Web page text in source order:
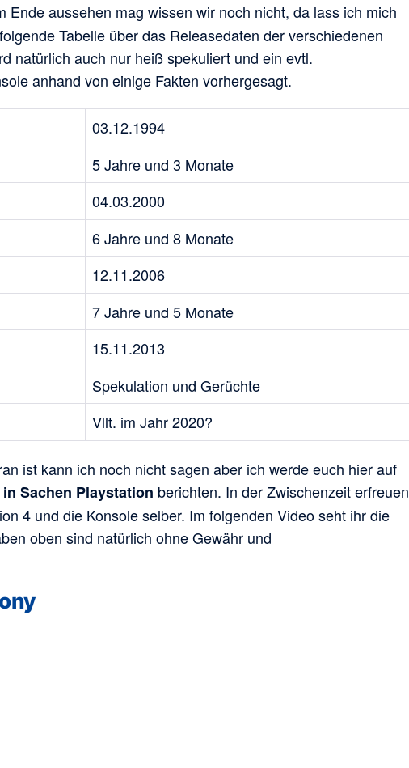
Ende aussehen mag wissen wir noch nicht, da lass ich mich
Tabelle über das Releasedaten der verschiedenen
natürlich auch nur heiß spekuliert und ein evtl.
anhand von einige Fakten vorhergesagt.
03.12.1994
5 Jahre und 3 Monate
04.03.2000
6 Jahre und 8 Monate
12.11.2006
7 Jahre und 5 Monate
15.11.2013
Spekulation und Gerüchte
Vllt. im Jahr 2020?
ist kann ich noch nicht sagen aber ich werde euch hier auf
Sachen Playstation berichten. In der Zwischenzeit erfreuen
4 und die Konsole selber. Im folgenden Video seht ihr die
oben sind natürlich ohne Gewähr und